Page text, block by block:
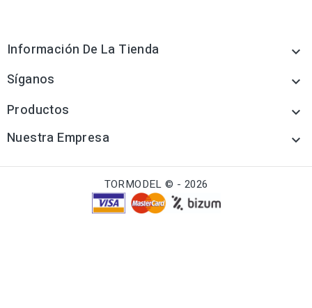
Información De La Tienda 
Síganos 
Productos 
Nuestra Empresa 
TORMODEL © - 2026